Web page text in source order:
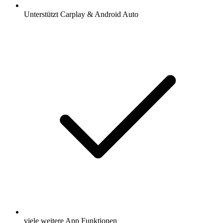
Unterstützt Carplay & Android Auto
viele weitere App Funktionen